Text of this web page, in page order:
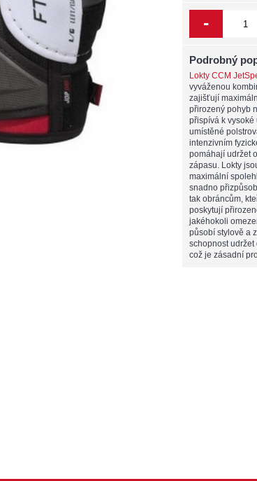
-
Podrobný
Lokty CCM
vyváženou
zajišťují
přirozený pohyb
přispívá k vysoké
umístěné
intenzivním
pomáhají udržet
zápasu. Lokty
maximální
snadno
tak obráncům,
poskytují
jakéhokoli
působí stylově a
schopnost
což je zásadní